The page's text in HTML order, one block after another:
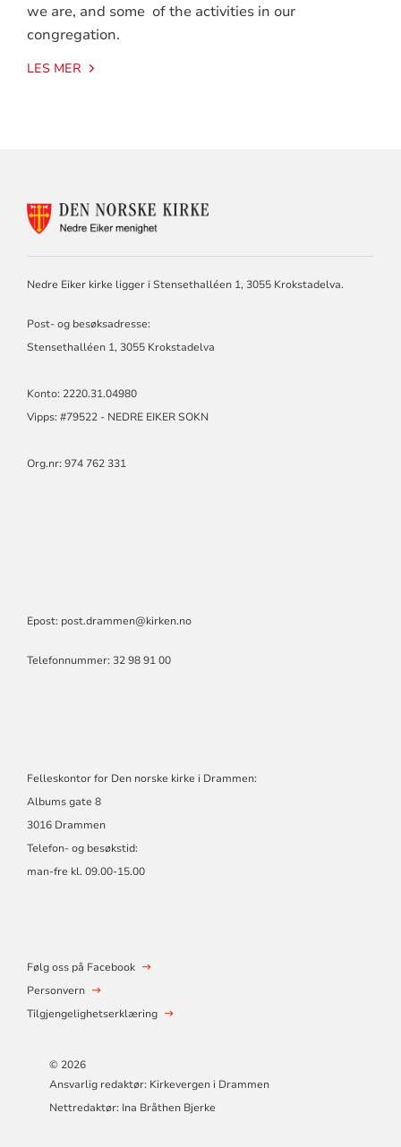
we are, and some of the activities in our
congregation.
LES MER
MENIGHET
Nedre Eiker kirke ligger i Stensethalléen 1, 3055 Krokstadelva.
Post- og besøksadresse:
Stensethalléen 1, 3055 Krokstadelva
Konto: 2220.31.04980
Vipps: #79522 - NEDRE EIKER SOKN
Org.nr: 974 762 331
Epost: post.drammen@kirken.no
Telefonnummer: 32 98 91 00
Felleskontor for Den norske kirke i Drammen:
Albums gate 8
3016 Drammen
Telefon- og besøkstid:
man-fre kl. 09.00-15.00
Følg oss på Facebook
Personvern
Tilgjengelighetserklæring
© 2026
Ansvarlig redaktør: Kirkevergen i Drammen
Nettredaktør: Ina Bråthen Bjerke